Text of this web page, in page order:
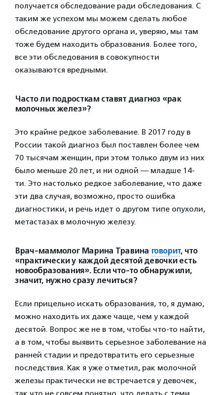
получается обследование ради обследования. С
таким же успехом мы можем сделать любое
обследование другого органа и, уверяю, мы там
тоже будем находить образования. Более того,
все эти обследования в совокупности
оказываются вредными.
Часто ли подросткам ставят диагноз «рак
молочных желез»?
Это крайне редкое заболевание. В 2017 году в
России такой диагноз был поставлен более чем
70 тысячам женщин, при этом только двум из них
было меньше 20 лет, и ни одной — младше 14-
ти. Это настолько редкое заболевание, что даже
эти два случая, возможно, просто ошибка
диагностики, и речь идет о другом типе опухоли,
метастазах в молочную железу.
Врач-маммолог Марина Травина говорит, что
«практически у каждой десятой девочки есть
новообразования». Если что-то обнаружили,
значит, нужно сразу лечиться?
Если прицельно искать образования, то, я думаю,
можно находить их даже чаще, чем у каждой
десятой. Вопрос же не в том, чтобы что-то найти,
а в том, чтобы выявить серьезное заболевание на
ранней стадии и предотвратить его серьезные
последствия. Как я уже отметил, рак молочной
железы практически не встречается у девочек,